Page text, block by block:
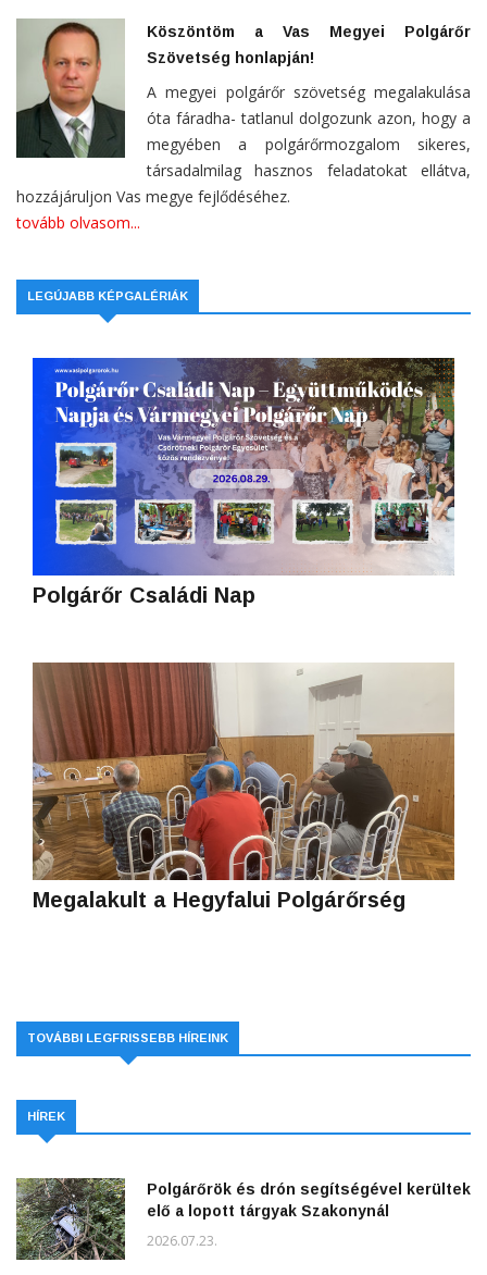
Köszöntöm a Vas Megyei Polgárőr
Szövetség honlapján!
A megyei polgárőr szövetség megalakulása
óta fáradha- tatlanul dolgozunk azon, hogy a
megyében a polgárőrmozgalom sikeres,
társadalmilag hasznos feladatokat ellátva,
hozzájáruljon Vas megye fejlődéséhez.
tovább olvasom...
LEGÚJABB KÉPGALÉRIÁK
Polgárőr Családi Nap
Megalakult a Hegyfalui Polgárőrség
TOVÁBBI LEGFRISSEBB HÍREINK
HÍREK
Polgárőrök és drón segítségével kerültek
elő a lopott tárgyak Szakonynál
2026.07.23.